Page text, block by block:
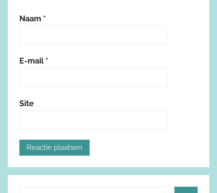
Naam *
E-mail *
Site